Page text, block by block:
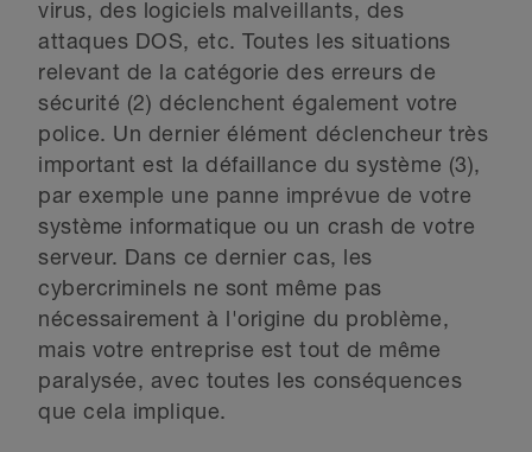
virus, des logiciels malveillants, des
attaques DOS, etc. Toutes les situations
relevant de la catégorie des erreurs de
sécurité (2) déclenchent également votre
police. Un dernier élément déclencheur très
important est la défaillance du système (3),
par exemple une panne imprévue de votre
système informatique ou un crash de votre
serveur. Dans ce dernier cas, les
cybercriminels ne sont même pas
nécessairement à l'origine du problème,
mais votre entreprise est tout de même
paralysée, avec toutes les conséquences
que cela implique.